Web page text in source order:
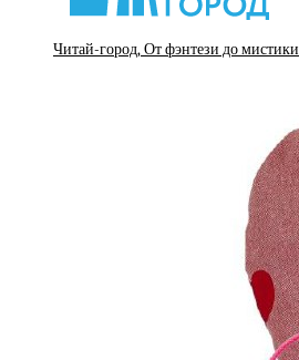
Читай-город, От фэнтези до мистики